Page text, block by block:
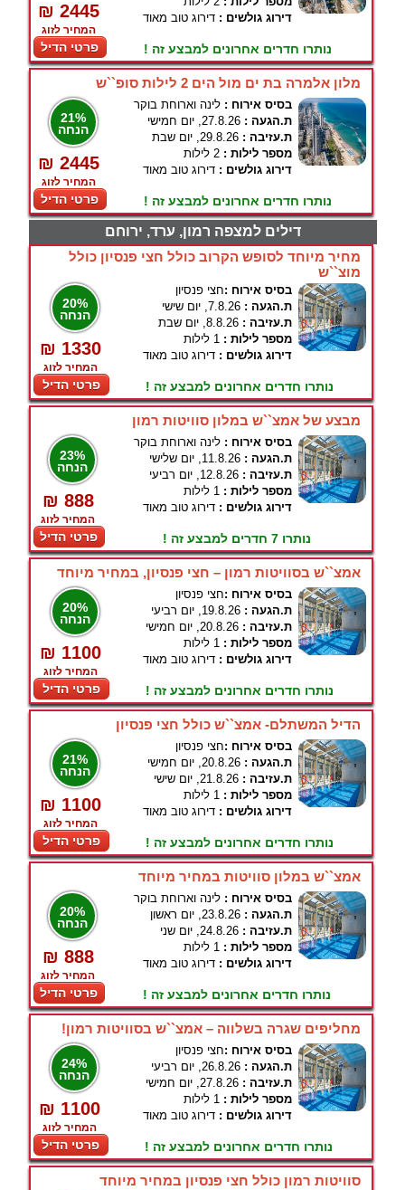
₪ 2445
המחיר לזוג
פרטי הדיל
דירוג גולשים : דירוג טוב מאוד
נותרו חדרים אחרונים למבצע זה !
מלון אלמרה בת ים מול הים 2 לילות סופ``ש
21%
הנחה
₪ 2445
המחיר לזוג
פרטי הדיל
בסיס אירוח : לינה וארוחת בוקר
ת.הגעה : 27.8.26, יום חמישי
ת.עזיבה : 29.8.26, יום שבת
מספר לילות : 2 לילות
דירוג גולשים : דירוג טוב מאוד
נותרו חדרים אחרונים למבצע זה !
דילים למצפה רמון, ערד, ירוחם
מחיר מיוחד לסופש הקרוב כולל חצי פנסיון כולל
מוצ``ש
20%
הנחה
₪ 1330
המחיר לזוג
פרטי הדיל
בסיס אירוח :חצי פנסיון
ת.הגעה : 7.8.26, יום שישי
ת.עזיבה : 8.8.26, יום שבת
מספר לילות : 1 לילות
דירוג גולשים : דירוג טוב מאוד
נותרו חדרים אחרונים למבצע זה !
מבצע של אמצ``ש במלון סוויטות רמון
23%
הנחה
₪ 888
המחיר לזוג
פרטי הדיל
בסיס אירוח : לינה וארוחת בוקר
ת.הגעה : 11.8.26, יום שלישי
ת.עזיבה : 12.8.26, יום רביעי
מספר לילות : 1 לילות
דירוג גולשים : דירוג טוב מאוד
נותרו 7 חדרים למבצע זה !
אמצ``ש בסוויטות רמון – חצי פנסיון, במחיר מיוחד
20%
הנחה
₪ 1100
המחיר לזוג
פרטי הדיל
בסיס אירוח :חצי פנסיון
ת.הגעה : 19.8.26, יום רביעי
ת.עזיבה : 20.8.26, יום חמישי
מספר לילות : 1 לילות
דירוג גולשים : דירוג טוב מאוד
נותרו חדרים אחרונים למבצע זה !
הדיל המשתלם- אמצ``ש כולל חצי פנסיון
21%
הנחה
₪ 1100
המחיר לזוג
פרטי הדיל
בסיס אירוח :חצי פנסיון
ת.הגעה : 20.8.26, יום חמישי
ת.עזיבה : 21.8.26, יום שישי
מספר לילות : 1 לילות
דירוג גולשים : דירוג טוב מאוד
נותרו חדרים אחרונים למבצע זה !
אמצ``ש במלון סוויטות במחיר מיוחד
20%
הנחה
₪ 888
המחיר לזוג
פרטי הדיל
בסיס אירוח : לינה וארוחת בוקר
ת.הגעה : 23.8.26, יום ראשון
ת.עזיבה : 24.8.26, יום שני
מספר לילות : 1 לילות
דירוג גולשים : דירוג טוב מאוד
נותרו חדרים אחרונים למבצע זה !
מחליפים שגרה בשלווה – אמצ``ש בסוויטות רמון!
24%
הנחה
₪ 1100
המחיר לזוג
פרטי הדיל
בסיס אירוח :חצי פנסיון
ת.הגעה : 26.8.26, יום רביעי
ת.עזיבה : 27.8.26, יום חמישי
מספר לילות : 1 לילות
דירוג גולשים : דירוג טוב מאוד
נותרו חדרים אחרונים למבצע זה !
סוויטות רמון כולל חצי פנסיון במחיר מיוחד